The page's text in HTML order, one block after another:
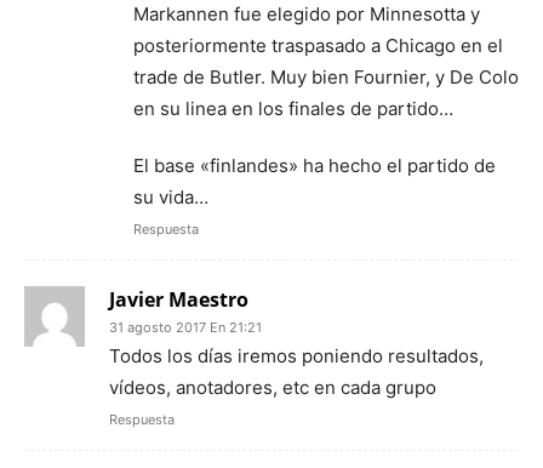
Markannen fue elegido por Minnesotta y
posteriormente traspasado a Chicago en el
trade de Butler. Muy bien Fournier, y De Colo
en su linea en los finales de partido…
El base «finlandes» ha hecho el partido de
su vida…
Respuesta
Javier Maestro
31 agosto 2017 En 21:21
Todos los días iremos poniendo resultados,
vídeos, anotadores, etc en cada grupo
Respuesta